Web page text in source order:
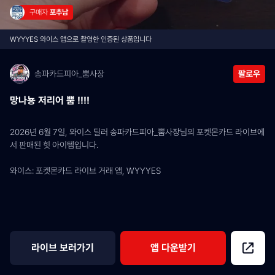
구매자 포추남
WYYYES 와이스 앱으로 촬영한 인증된 상품입니다
송파카드피아_뿜사장 팔로우
망나뇽 저리어 뿜 !!!!
2026년 6월 7일, 와이스 딜러 송파카드피아_뿜사장님의 포켓몬카드 라이브에
서 판매된 힛 아이템입니다.
와이스: 포켓몬카드 라이브 거래 앱, WYYYES
라이브 보러가기 앱 다운받기